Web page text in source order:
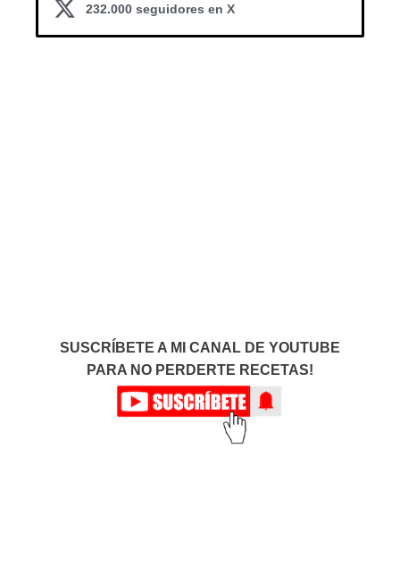
232.000 seguidores en X
SUSCRÍBETE A MI CANAL DE YOUTUBE
PARA NO PERDERTE RECETAS!